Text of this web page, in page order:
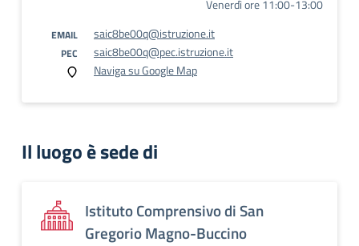
Venerdì ore 11:00-13:00
EMAIL saic8be00q@istruzione.it
PEC
saic8be00q@pec.istruzione.it
Naviga su Google Map
Il luogo è sede di
Istituto Comprensivo di San
Gregorio Magno-Buccino